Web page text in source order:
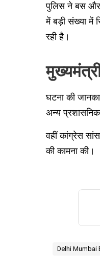
पुलिस ने बस और
में बड़ी संख्या में
रही है।
घटना की
अन्य
वहीं कांग्रेस
की कामना की।
Delhi Mumbai